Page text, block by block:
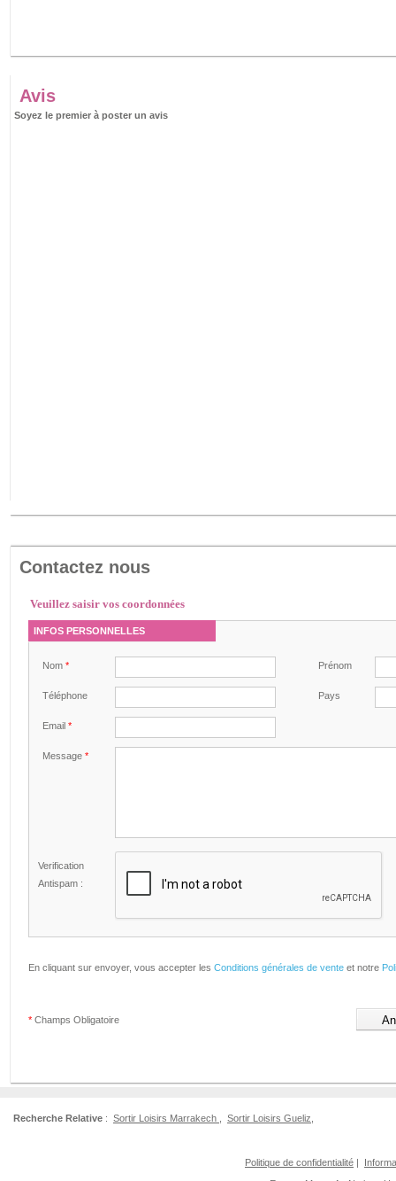
Avis
Soyez le premier à poster un avis
Contactez nous
Veuillez saisir vos coordonnées
INFOS PERSONNELLES
Nom * Prénom
Téléphone Pays
Email *
Message *
Verification
Antispam :
En cliquant sur envoyer, vous accepter les Conditions générales de vente et notre
* Champs Obligatoire
Recherche Relative : Sortir Loisirs Marrakech Sortir Loisirs Gueliz
Politique de confidentialité |